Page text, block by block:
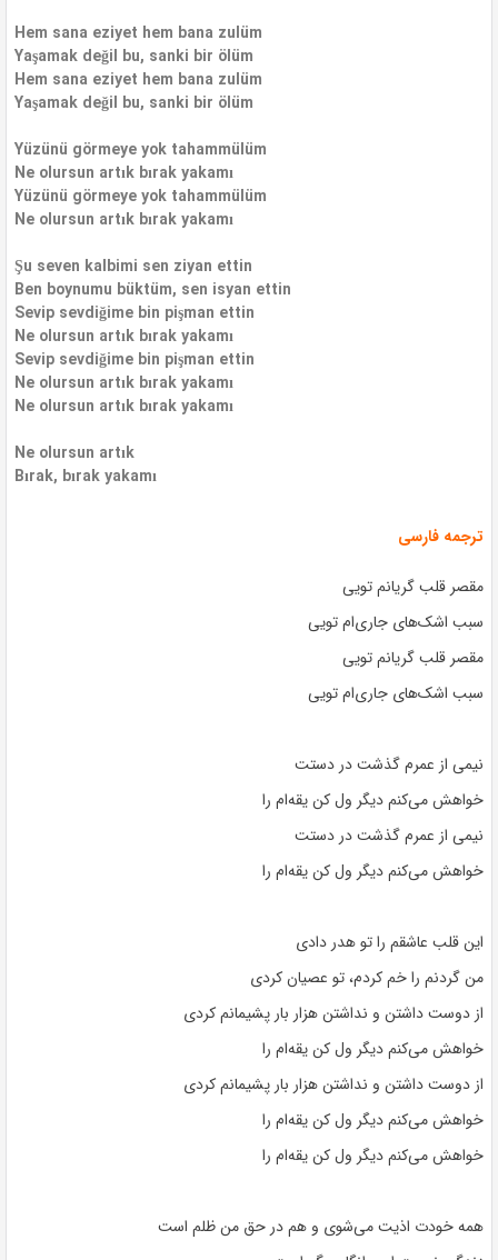
Hem sana eziyet hem bana zulüm
Yaşamak değil bu, sanki bir ölüm
Hem sana eziyet hem bana zulüm
Yaşamak değil bu, sanki bir ölüm
Yüzünü görmeye yok tahammülüm
Ne olursun artık bırak yakamı
Yüzünü görmeye yok tahammülüm
Ne olursun artık bırak yakamı
Şu seven kalbimi sen ziyan ettin
Ben boynumu büktüm, sen isyan ettin
Sevip sevdiğime bin pişman ettin
Ne olursun artık bırak yakamı
Sevip sevdiğime bin pişman ettin
Ne olursun artık bırak yakamı
Ne olursun artık bırak yakamı
Ne olursun artık
Bırak, bırak yakamı
ترجمه فارسی
مقصر قلب گریانم تویی
سبب اشک‌های جاری‌ام تویی
مقصر قلب گریانم تویی
سبب اشک‌های جاری‌ام تویی
نیمی از عمرم گذشت در دستت
خواهش می‌کنم دیگر ول کن یقه‌ام را
نیمی از عمرم گذشت در دستت
خواهش می‌کنم دیگر ول کن یقه‌ام را
این قلب عاشقم را تو هدر دادی
من گردنم را خم کردم، تو عصیان کردی
از دوست داشتن و نداشتن هزار بار پشیمانم کردی
خواهش می‌کنم دیگر ول کن یقه‌ام را
از دوست داشتن و نداشتن هزار بار پشیمانم کردی
خواهش می‌کنم دیگر ول کن یقه‌ام را
خواهش می‌کنم دیگر ول کن یقه‌ام را
همه خودت اذیت می‌شوی و هم در حق من ظلم است